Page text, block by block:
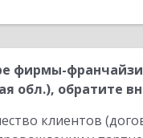
фирмы-
обл.), обратите
клиентов